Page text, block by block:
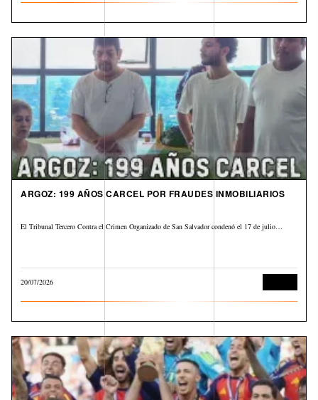
ARGOZ: 199 AÑOS CARCEL POR FRAUDES INMOBILIARIOS
El Tribunal Tercero Contra el Crimen Organizado de San Salvador condenó el 17 de julio…
20/07/2026